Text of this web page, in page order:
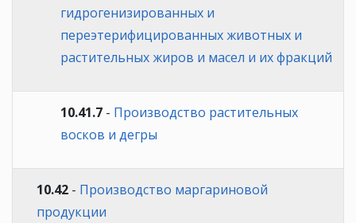
гидрогенизированных и
переэтерифицированных животных и
растительных жиров и масел и их фракций
10.41.7 - Производство растительных
восков и дегры
10.42 - Производство маргариновой
продукции